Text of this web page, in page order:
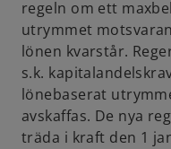
regeln om ett
utrymmet
lönen kvarstår.
s.k.
lönebaserat
avskaffas. De nya
träda i kraft den 1